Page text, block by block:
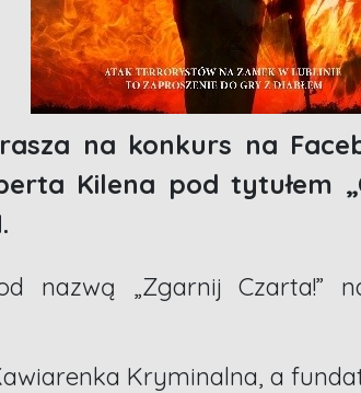
na konkurs na
Kilena pod tytułem
nazwą „Zgarnij Czarta!”
Kryminalna, a